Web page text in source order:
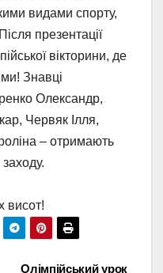
видами спорту,
презентації
вікторини, де
Знавці
Олександр,
Червяк Ілля,
– отримають
висот!
Олімпійський урок